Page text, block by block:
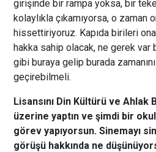
girişinde bir rampa yoksa, bir
kolaylıkla çıkamıyorsa, o zaman
hissettiriyoruz. Kapıda birileri
hakka sahip olacak, ne gerek var
gibi buraya gelip burada
geçirebilmeli.
Lisansını Din Kültürü ve
üzerine yaptın ve şimdi bir
görev yapıyorsun. Sinemayı
görüşü hakkında ne